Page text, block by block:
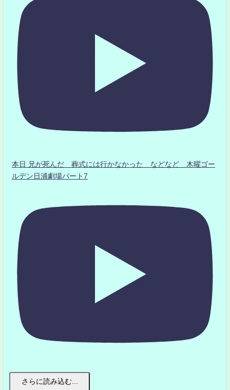
本日 兄が死んだ 葬式には行かなかった などなど 木曜ゴー
ルデン日浦劇場パート7
さらに読み込む...